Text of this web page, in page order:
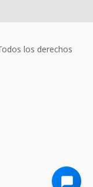
los derechos